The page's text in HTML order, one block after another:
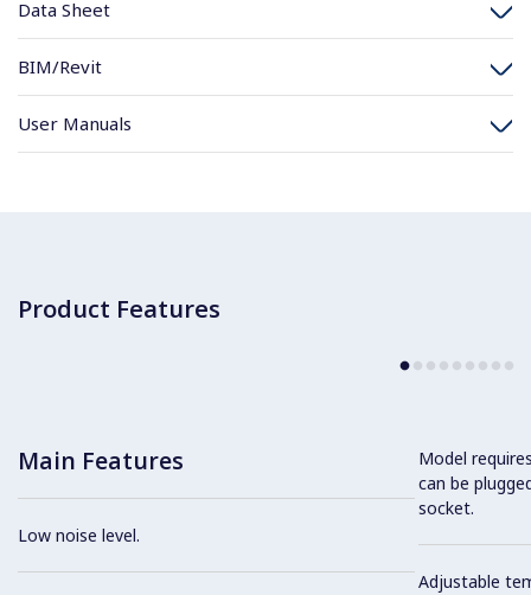
Data Sheet
BIM/Revit
User Manuals
Product Features
Main Features
Low noise level.
Model
can be
socket.
Adjustable